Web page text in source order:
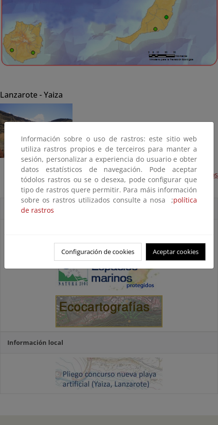
Lanzarote - Yaiza
Recuperación del lago del Golfo-el charco de Los Ciclos
(Terminada, 2016)
Accesos directos
Información local
Información sobre o uso de rastros: este sitio web
utiliza rastros propios e de terceiros para manter a
sesión, personalizar a experiencia do usuario e obter
datos estatísticos de navegación. Pode aceptar
tódolos rastros ou se o desexa, pode configurar que
tipo de rastros quere permitir. Para máis información
sobre os rastros utilizados consulte a nosa ;política
de rastros
Configuración de cookies Aceptar cookies